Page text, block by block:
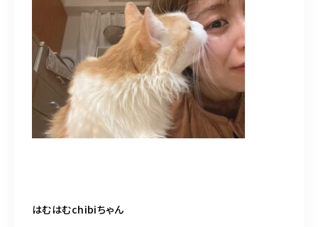
はむはむchibiちゃん
098-917-5366
【anrio MAR】営業時間 10:00～19:00（日月除く）
098-917-5366
【anrio TIERRA】営業時間 9:00～17:00（日月除く）